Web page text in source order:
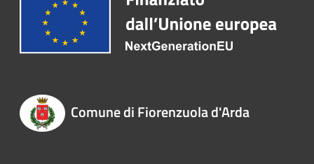
Comune di Fiorenzuola d'Arda